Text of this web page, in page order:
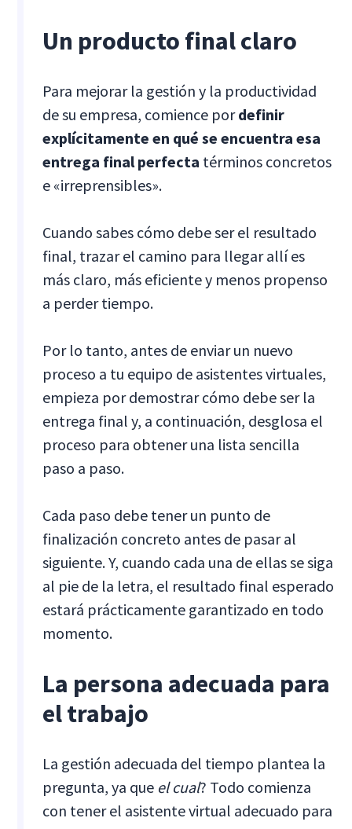
Un producto final claro
Para mejorar la gestión y la productividad
de su empresa, comience pordefinir
explícitamente en qué se encuentra esa
entrega final perfecta términos concretos
e «irreprensibles».
Cuando sabes cómo debe ser el resultado
final, trazar el camino para llegar allí es
más claro, más eficiente y menos propenso
a perder tiempo.
Por lo tanto, antes de enviar un nuevo
proceso a tu equipo de asistentes virtuales,
empieza por demostrar cómo debe ser la
entrega final y, a continuación, desglosa el
proceso para obtener una lista sencilla
paso a paso.
Cada paso debe tener un punto de
finalización concreto antes de pasar al
siguiente. Y, cuando cada una de ellas se siga
al pie de la letra, el resultado final esperado
estará prácticamente garantizado en todo
momento.
La persona adecuada para
el trabajo
La gestión adecuada del tiempo plantea la
pregunta, ya que el cual? Todo comienza
con tener el asistente virtual adecuado para